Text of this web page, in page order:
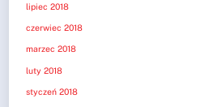
lipiec 2018
czerwiec 2018
marzec 2018
luty 2018
styczeń 2018